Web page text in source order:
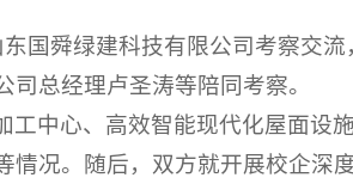
国舜绿建科技有限公司考察交
总经理卢圣涛等陪同考察。
工中心、高效智能现代化屋面
况。随后，双方就开展校企深